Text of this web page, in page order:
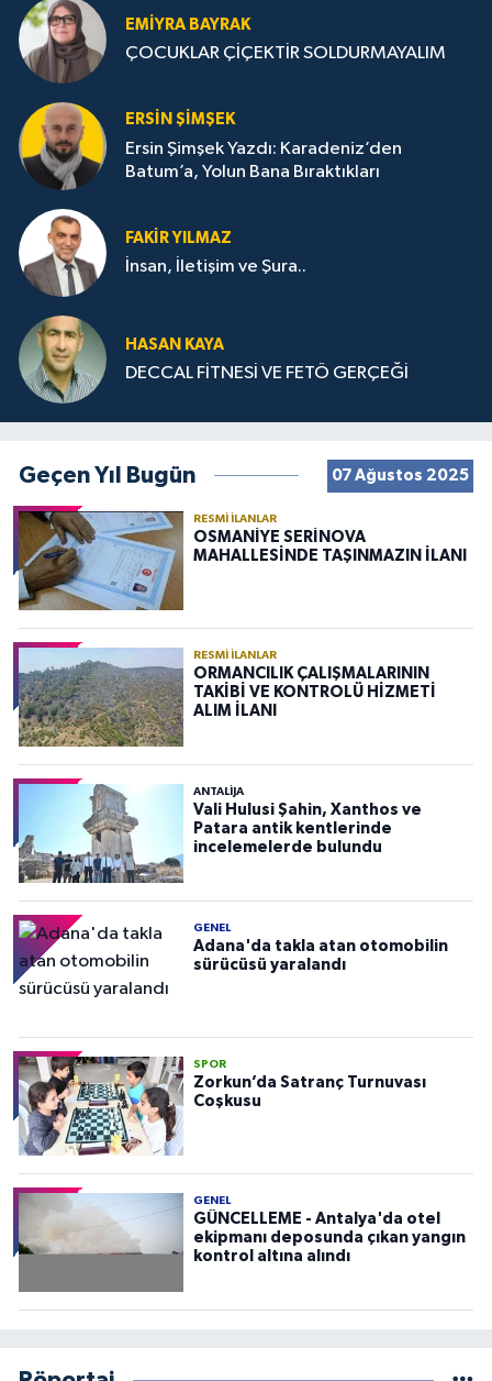
EMIYRA BAYRAK
ÇOCUKLAR ÇİÇEKTİR SOLDURMAYALIM
ERSIN ŞIMŞEK
Ersin Şimşek Yazdı: Karadeniz’den
Batum’a, Yolun Bana Bıraktıkları
FAKIR YILMAZ
İnsan, İletişim ve Şura..
HASAN KAYA
DECCAL FİTNESİ VE FETÖ GERÇEĞİ
Geçen Yıl Bugün 07 Ağustos 2025
RESMI İLANLAR
OSMANİYE SERİNOVA
MAHALLESİNDE TAŞINMAZIN İLANI
RESMI İLANLAR
ORMANCILIK ÇALIŞMALARININ
TAKİBİ VE KONTROLÜ HİZMETİ
ALIM İLANI
ANTALIJA
Vali Hulusi Şahin, Xanthos ve
Patara antik kentlerinde
incelemelerde bulundu
GENEL
Adana'da takla atan otomobilin
sürücüsü yaralandı
SPOR
Zorkun’da Satranç Turnuvası
Coşkusu
GENEL
GÜNCELLEME - Antalya'da otel
ekipmanı deposunda çıkan yangın
kontrol altına alındı